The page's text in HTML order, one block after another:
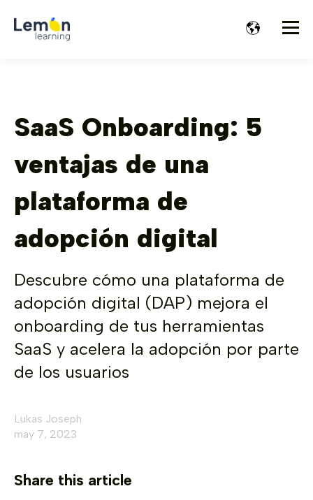
SaaS Onboarding: 5
ventajas de una
plataforma de
adopción digital
Descubre cómo una plataforma de
adopción digital (DAP) mejora el
onboarding de tus herramientas
SaaS y acelera la adopción por parte
de los usuarios
Lukas Joseph
may 7, 2023
Share this article